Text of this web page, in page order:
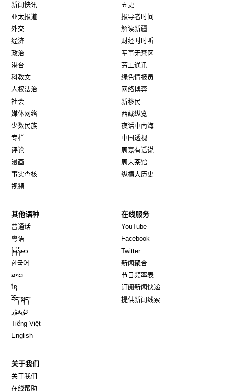
新闻快讯
亚太报道
外交
经济
政治
港台
科教文
人权法治
社会
媒体网络
少数民族
专栏
评论
漫画
事实查核
视频
五更
报导者时间
解读新疆
财经时时听
军事无禁区
劳工通讯
绿色情报员
网络博弈
新移民
西藏纵览
夜话中南海
中国透视
周嘉有话说
周末茶馆
纵横大历史
其他语种
普通话
粤语
မြန်မာ
한국어
ລາວ
ខ្មែ
བོད་སྐད།
ئۇيغۇر
Tiếng Việt
English
在线服务
YouTube
Facebook
TwitterOpens in new window
新闻聚合
节目频率表
订阅新闻快递
提供新闻线索
关于我们
关于我们
在线帮助